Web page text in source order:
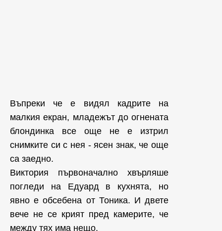
Въпреки че е видял кадрите на
малкия екран, младежът до огнената
блондинка все още не е изтрил
снимките си с нея - ясен знак, че още
са заедно.
Виктория първоначално хвърляше
погледи на Едуард в кухнята, но
явно е обсебена от Тоника. И двете
вече не се крият пред камерите, че
между тях има нещо.